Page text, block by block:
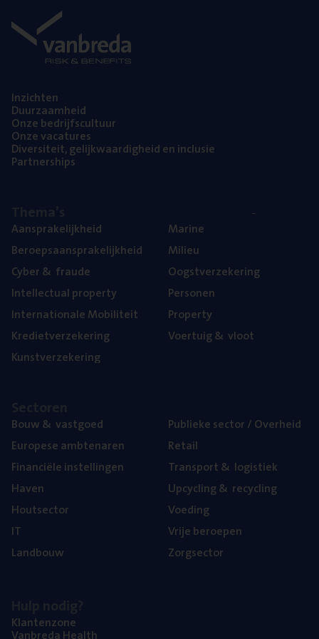
Inzich­ten
Duur­zaam­heid
Onze bedrijfs­cul­tuur
Onze vaca­tu­res
Diver­si­teit, gelijk­waar­dig­heid en inclusie
Part­ner­ships
Aan­spra­ke­lijk­heid
Beroeps­aan­spra­ke­lijk­heid
Cyber& fraude
Intel­lec­tu­al property
Inter­na­ti­o­na­le Mobiliteit
Kre­diet­ver­ze­ke­ring
Kunst­ver­ze­ke­ring
Mari­ne
Mili­eu
Oogst­ver­ze­ke­ring
Per­so­nen
Pro­per­ty
Voer­tuig& vloot
Bouw& vastgoed
Euro­pe­se ambtenaren
Finan­ci­ë­le instellingen
Haven
Hout­sec­tor
IT
Land­bouw
Publie­ke sec­tor / Overheid
Retail
Trans­port& logistiek
Upcy­cling& recycling
Voe­ding
Vrije beroe­pen
Zorg­sec­tor
Klan­ten­zo­ne
Van­b­re­da Health